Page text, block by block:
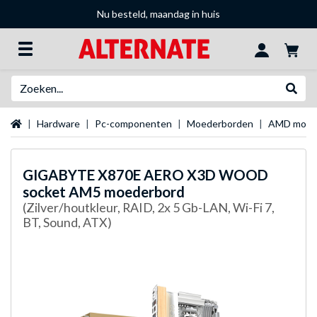
Nu besteld, maandag in huis
Startpagina
Hardware Pc-componenten Moederborden AMD
GIGABYTEX870E AERO X3D WOOD
socket AM5 moederbord
(Zilver/houtkleur, RAID, 2x 5 Gb-LAN, Wi-Fi 7,
BT, Sound, ATX)